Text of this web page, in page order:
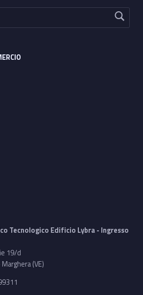
Tecnologico Edificio Lybra - Ingresso
19/d
(VE)